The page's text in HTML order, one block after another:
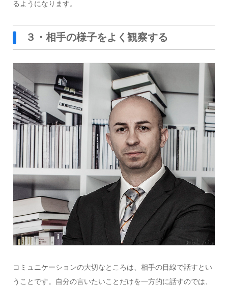
るようになります。
３・相手の様子をよく観察する
コミュニケーションの大切なところは、相手の目線で話すとい
うことです。自分の言いたいことだけを一方的に話すのでは、